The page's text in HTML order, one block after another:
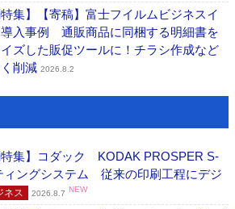
集】【寄稿】富士フイルムビジネスイ
導入事例 通販商品に同梱する明細書を
ズした販促ツールに！チラシ作成など
削減 2026.8.2
特集】コダック KODAK PROSPER S-
ィングシステム 従来の印刷工程にデジ
ネス 2026.8.7 NEW